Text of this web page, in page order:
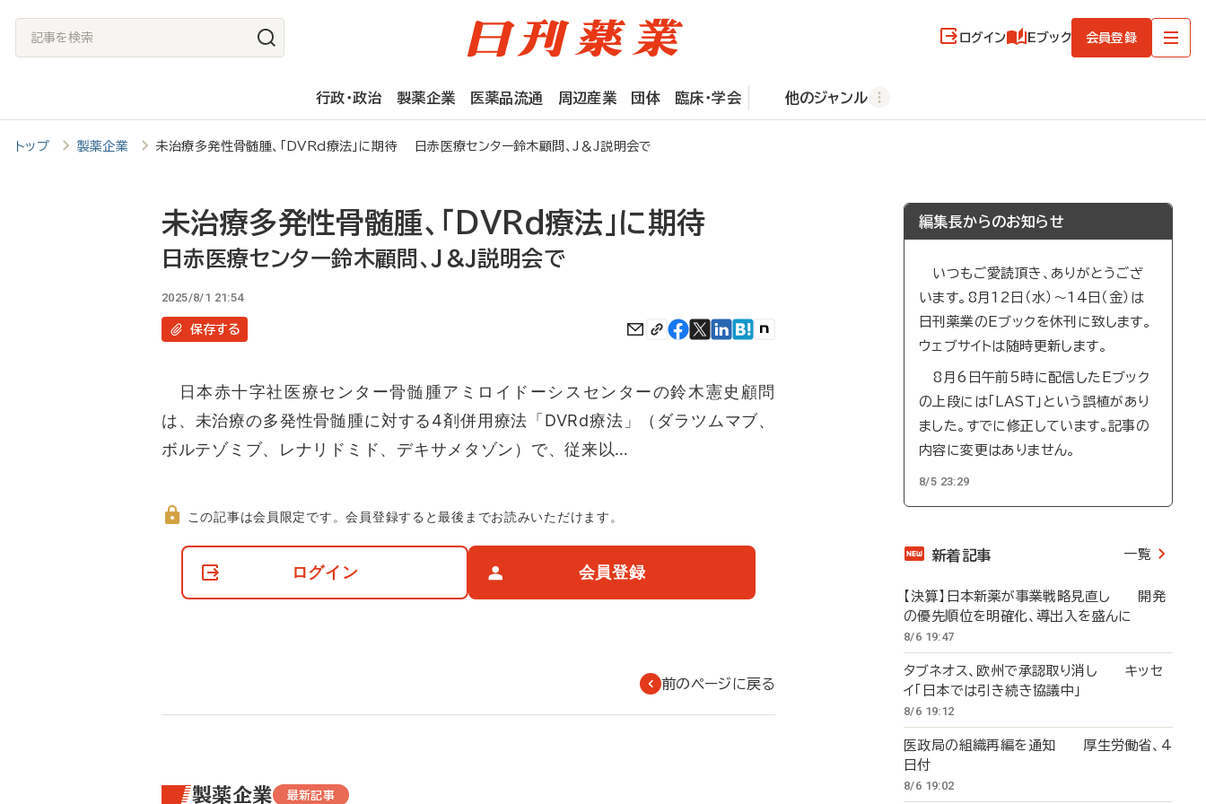
記
事
検
索
ログイン Eブック 会員登録
行政・政治 製薬企業 医薬品流通 周辺産業 団体 臨床・学会 他のジャンル
トップ 製薬企業 未治療多発性骨髄腫、「DVRd療法」に期待 日赤医療センター鈴木顧問、J＆J説明会で
未治療多発性骨髄腫、「DVRd療法」に期待
日赤医療センター鈴木顧問、J＆J説明会で
2025/8/1 21:54
保存する
日本赤十字社医療センター骨髄腫アミロイドーシスセンターの鈴木憲史顧問
は、未治療の多発性骨髄腫に対する4剤併用療法「DVRd療法」（ダラツムマブ、
ボルテゾミブ、レナリドミド、デキサメタゾン）で、従来以…
て
この記事は会員限定です。会員登録すると最後までお読みいただけます。
ログイン 会員登録
前のページに戻る
製薬企業 最新記事
編集長からのお知らせ
いつもご愛読頂き、ありがとうござ
います。8月12日（水）～14日（金）は
日刊薬業のEブックを休刊に致します。
ウェブサイトは随時更新します。
8月6日午前5時に配信したEブック
の上段には「LAST」という誤植があり
ました。すでに修正しています。記事の
内容に変更はありません。
8/5 23:29
新着記事 一覧
【決算】日本新薬が事業戦略見直し 開発
の優先順位を明確化、導出入を盛んに
8/6 19:47
タブネオス、欧州で承認取り消し キッセ
イ「日本では引き続き協議中」
8/6 19:12
医政局の組織再編を通知 厚生労働省、4
日付
8/6 19:02